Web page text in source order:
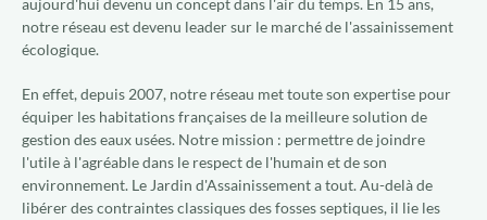
aujourd'hui devenu un concept dans l'air du temps. En 15 ans,
notre réseau est devenu leader sur le marché de l'assainissement
écologique.
En effet, depuis 2007, notre réseau met toute son expertise pour
équiper les habitations françaises de la meilleure solution de
gestion des eaux usées. Notre mission : permettre de joindre
l'utile à l'agréable dans le respect de l'humain et de son
environnement. Le Jardin d'Assainissement a tout. Au-delà de
libérer des contraintes classiques des fosses septiques, il lie les